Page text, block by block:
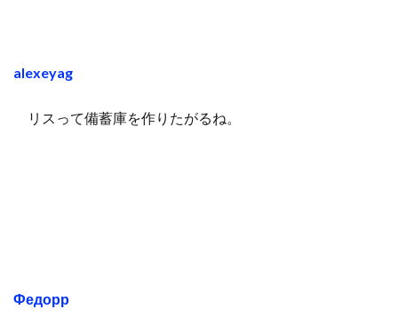
alexeyag
リスって備蓄庫を作りたがるね。
Федорр